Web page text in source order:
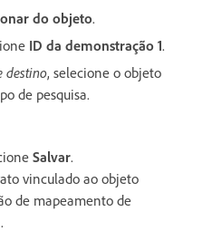
do objeto.
ID da demonstração 1.
destino, selecione o objeto
de pesquisa.
Salvar.
vinculado ao objeto
de mapeamento de